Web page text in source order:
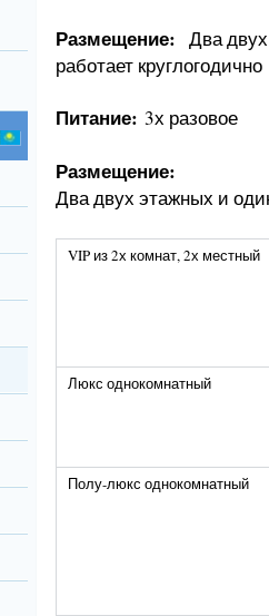
Размещение: Два
работает круглогодично
Питание: 3х разовое
Размещение:
Два двух этажных и
VIP из 2х комнат, 2х местный
Люкс однокомнатный
Полу-люкс однокомнатный